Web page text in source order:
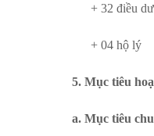
+ 32 điều
+ 04 hộ lý
5. Mục tiêu
a. Mục tiêu